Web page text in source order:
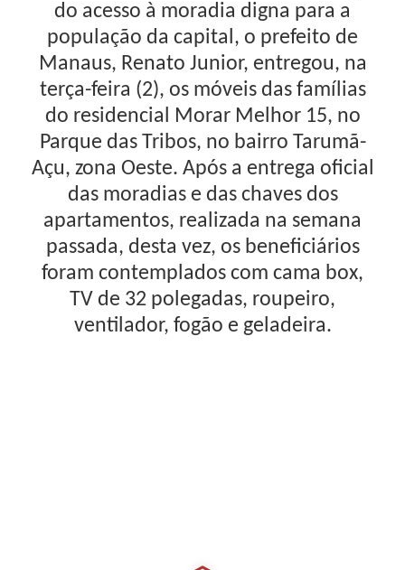
do acesso à moradia digna para a
população da capital, o prefeito de
Manaus, Renato Junior, entregou, na
terça-feira (2), os móveis das famílias
do residencial Morar Melhor 15, no
Parque das Tribos, no bairro Tarumã-
Açu, zona Oeste. Após a entrega oficial
das moradias e das chaves dos
apartamentos, realizada na semana
passada, desta vez, os beneficiários
foram contemplados com cama box,
TV de 32 polegadas, roupeiro,
ventilador, fogão e geladeira.